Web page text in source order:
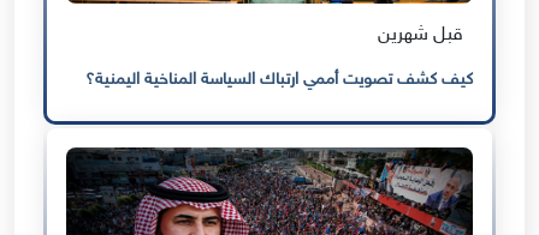
قبل شهرين
كيف كشف تصويت أممي ارتباك السياسة المناخية اليمنية؟